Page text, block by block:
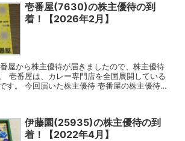
壱番屋(7630)の株主優待の到
着！【2026年2月】
屋から株主優待が届きましたので、株主優待
壱番屋は、カレー専門店を全国展開している
す。 今回届いた株主優待 壱番屋の株主優待
伊藤園(25935)の株主優待の到
着！【2022年4月】